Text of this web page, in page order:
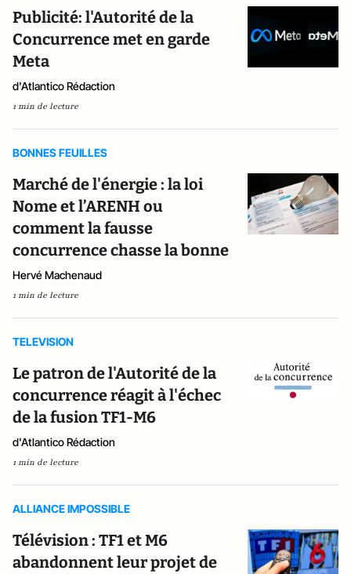
Publicité: l'Autorité de la
Concurrence met en garde
Meta
d'Atlantico Rédaction
1 min de lecture
BONNES FEUILLES
Marché de l'énergie : la loi
Nome et l’ARENH ou
comment la fausse
concurrence chasse la bonne
Hervé Machenaud
1 min de lecture
TELEVISION
Le patron de l'Autorité de la
concurrence réagit à l'échec
de la fusion TF1-M6
d'Atlantico Rédaction
1 min de lecture
ALLIANCE IMPOSSIBLE
Télévision : TF1 et M6
abandonnent leur projet de